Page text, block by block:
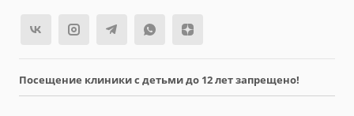
Посещение клиники с детьми до 12 лет запрещено!